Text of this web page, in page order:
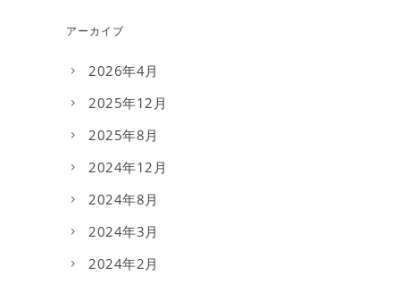
アーカイブ
2026年4月
2025年12月
2025年8月
2024年12月
2024年8月
2024年3月
2024年2月